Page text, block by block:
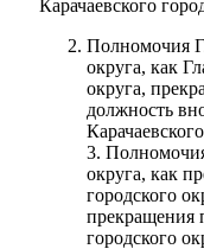
Карачаевского
Полномочия
округа, как
округа,
должность
3.
округа, как
городского
прекращения
городского